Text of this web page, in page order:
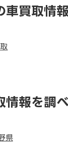
車買取情
情報を調
県